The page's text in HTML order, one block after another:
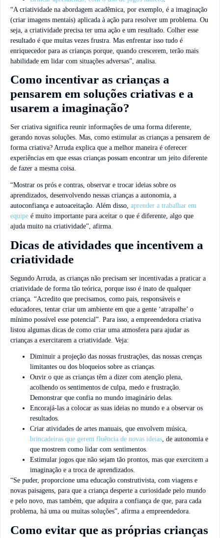
“A criatividade na abordagem acadêmica, por exemplo, é a imaginação
(criar imagens mentais) aplicada à ação para resolver um problema. Ou
seja, a criatividade precisa ter uma ação e um resultado. Colher esse
resultado é que muitas vezes frustra. Mas enfrentar isso tudo é
enriquecedor para as crianças porque, quando crescerem, terão mais
habilidade em lidar com situações adversas”, analisa.
Como incentivar as crianças a
pensarem em soluções criativas e a
usarem a imaginação?
Ser criativa significa reunir informações de uma forma diferente,
gerando novas soluções. Mas, como estimular as crianças a pensarem de
forma criativa? Arruda explica que a melhor maneira é oferecer
experiências em que essas crianças possam encontrar um jeito diferente
de fazer a mesma coisa.
“Mostrar os prós e contras, observar e trocar ideias sobre os
aprendizados, desenvolvendo nessas crianças a autonomia, a
autoconfiança e autoaceitação. Além disso, aprender a trabalhar em
equipe é muito importante para aceitar o que é diferente, algo que
ajuda muito na criatividade”, afirma.
Dicas de atividades que incentivem a
criatividade
Segundo Arruda, as crianças não precisam ser incentivadas a praticar a
criatividade de forma tão teórica, porque isso é inato de qualquer
criança. “Acredito que precisamos, como pais, responsáveis e
educadores, tentar criar um ambiente em que a gente ‘atrapalhe’ o
mínimo possível esse potencial”. Para isso, a empreendedora criativa
listou algumas dicas de como criar uma atmosfera para ajudar as
crianças a exercitarem a criatividade. Veja:
Diminuir a projeção das nossas frustrações, das nossas crenças
limitantes ou dos bloqueios sobre as crianças.
Ouvir o que as crianças têm a dizer com atenção plena,
acolhendo os sentimentos de culpa, medo e frustração.
Demonstrar que confia no mundo imaginário delas.
Encorajá-las a colocar as suas ideias no mundo e a observar os
resultados.
Criar atividades de artes manuais, que envolvem música,
brincadeiras que gerem fluência de novas ideias, de autonomia e
que mostrem como lidar com sentimentos.
Estimular jogos que não sejam tão prontos, mas que exercitem a
imaginação e a troca de aprendizados.
“Se puder, proporcione uma educação construtivista, com viagens e
novas paisagens, para que a criança desperte a curiosidade pelo mundo
e pelo novo, mas também, que adquira a confiança de que, para cada
problema, há uma ou muitas soluções”, afirma a empreendedora.
Como evitar que as próprias crianças